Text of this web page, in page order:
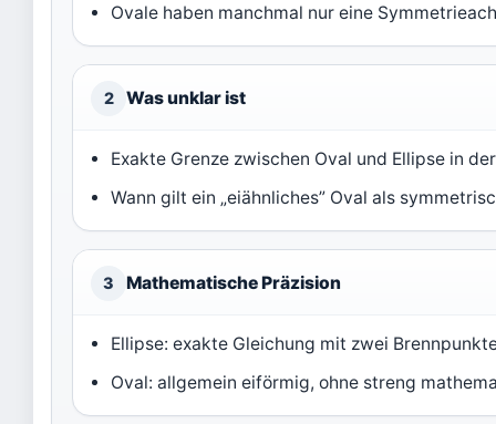
Ovale haben manchmal nur eine
2 Was unklar ist
Exakte Grenze zwischen Oval und Ellipse in
Wann gilt ein „eiähnliches” Oval als
3 Mathematische Präzision
Ellipse: exakte Gleichung mit zwei
Oval: allgemein eiförmig, ohne streng